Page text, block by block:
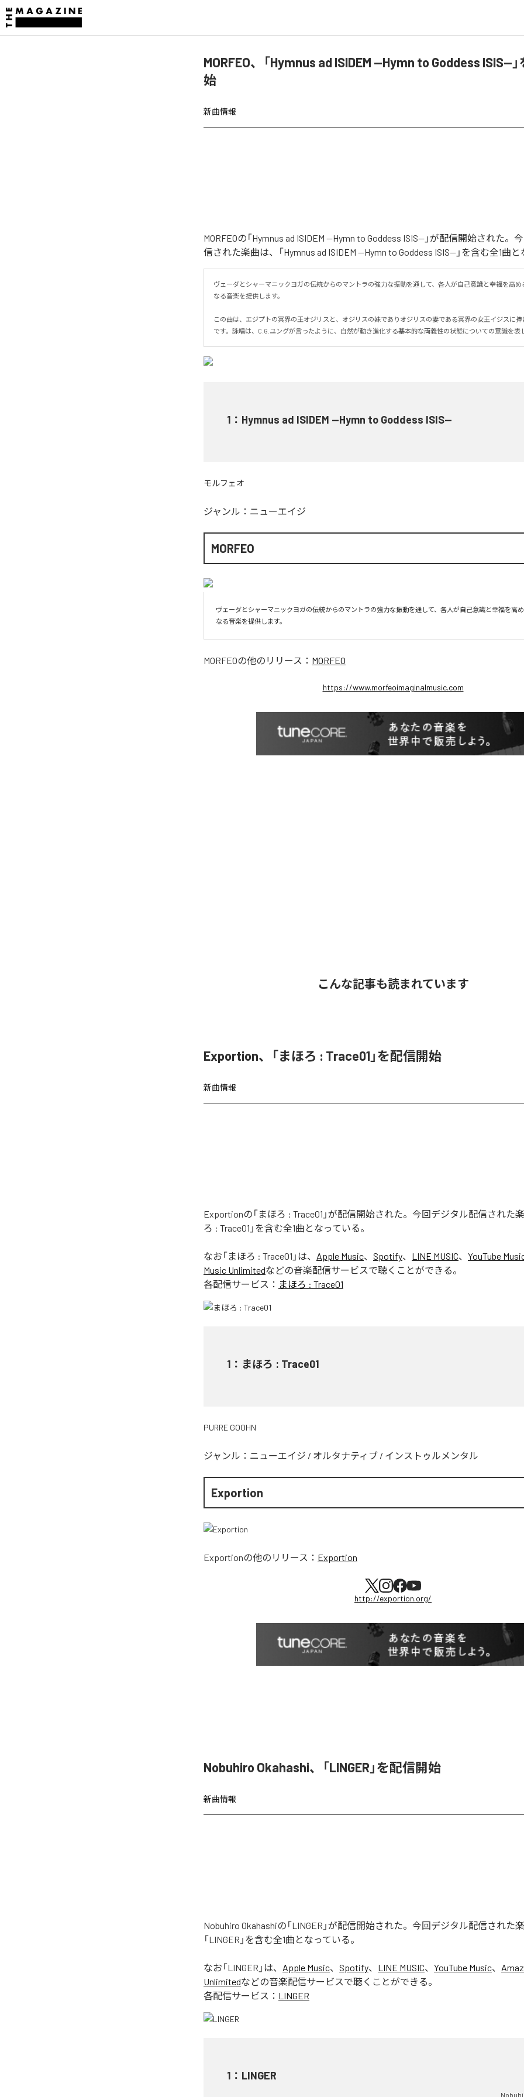
MORFEO、「Hymnus ad ISIDEM --Hymn to Goddess ISIS--
始
新曲情報
MORFEOの「Hymnus ad ISIDEM --Hymn to Goddess ISIS--」が配信開始された。
信された楽曲は、「Hymnus ad ISIDEM --Hymn to Goddess ISIS--」を含む全1曲と
ヴェーダとシャーマニックヨガの伝統からのマントラの強力な振動を通して、各人が自己意識と幸福を高め
なる音楽を提供します。
この曲は、エジプトの冥界の王オジリスと、オジリスの妹でありオジリスの妻である冥界の女王イジスに
です。詠唱は、C.G.ユングが言ったように、自然が動き進化する基本的な両義性の状態についての意識を表
1 ： Hymnus ad ISIDEM --Hymn to Goddess ISIS--
モルフェオ
ジャンル： ニューエイジ
MORFEO
ヴェーダとシャーマニックヨガの伝統からのマントラの強力な振動を通して、各人が自己意識と幸福を高
なる音楽を提供します。
MORFEOの他のリリース： MORFEO
https://www.morfeoimaginalmusic.com
こんな記事も読まれています
Exportion、「まほろ : Trace01」を配信開始
新曲情報
Exportionの「まほろ : Trace01」が配信開始された。今回デジタル配信された
ろ : Trace01」を含む全1曲となっている。
なお「まほろ : Trace01 」は、 Apple Music、 Spotify、 LINE MUSIC、 YouTube
Music Unlimitedなどの音楽配信サービスで聴くことができる。
各配信サービス： まほろ : Trace01
1 ： まほろ : Trace01
PURRE GOOHN
ジャンル： ニューエイジ / オルタナティブ / インストゥルメンタル
Exportion
Exportionの他のリリース： Exportion
http://exportion.org/
Nobuhiro Okahashi、「LINGER」を配信開始
新曲情報
Nobuhiro Okahashiの「LINGER」が配信開始された。今回デジタル配信された楽
「LINGER」を含む全1曲となっている。
なお「LINGER 」は、 Apple Music、 Spotify、 LINE MUSIC、 YouTube Music、
Unlimitedなどの音楽配信サービスで聴くことができる。
各配信サービス： LINGER
1 ： LINGER